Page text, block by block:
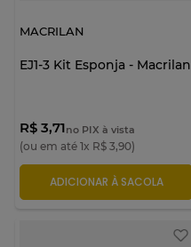
MACRILAN
EJ1-3 Kit Esponja - Macrilan
R$ 3,71no PIX à vista
(ou em até 1x R$ 3,90)
ADICIONAR À SACOLA